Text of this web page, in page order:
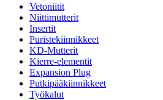
Vetoniitit
Niittimutterit
Insertit
Puristekiinnikkeet
KD-Mutterit
Kierre-elementit
Expansion Plug
Putkipääkiinnikkeet
Työkalut